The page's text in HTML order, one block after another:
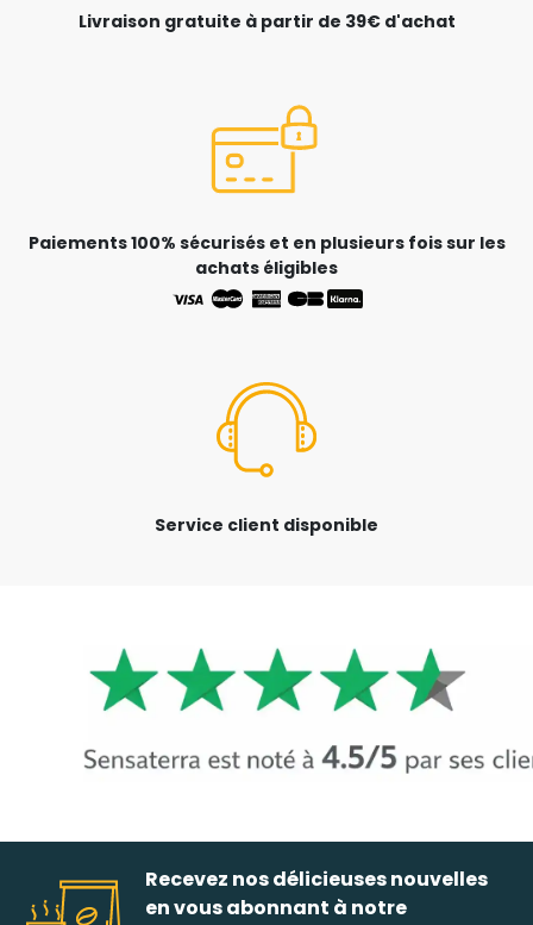
Livraison gratuite à partir de 39€ d'achat
Paiements 100% sécurisés et en plusieurs fois sur les
achats éligibles
Service client disponible
Recevez nos délicieuses nouvelles
en vous abonnant à notre